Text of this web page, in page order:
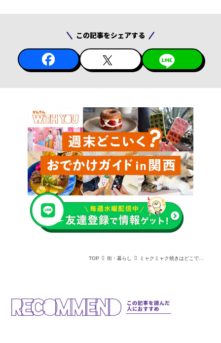
この記事をシェアする
TOP 街・暮らし ミャクミャク焼きはどこで買える？ 大阪・関西万博のおすすめ映えスイーツ
この記事を読んだ
人におすすめ